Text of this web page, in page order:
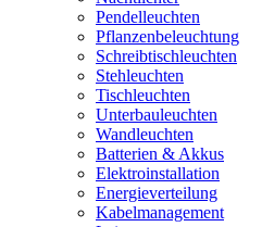
Pendelleuchten
Pflanzenbeleuchtung
Schreibtischleuchten
Stehleuchten
Tischleuchten
Unterbauleuchten
Wandleuchten
Batterien & Akkus
Elektroinstallation
Energieverteilung
Kabelmanagement